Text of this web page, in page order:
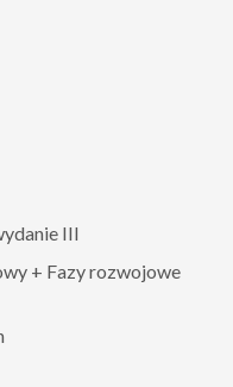
III
+ Fazy rozwojowe